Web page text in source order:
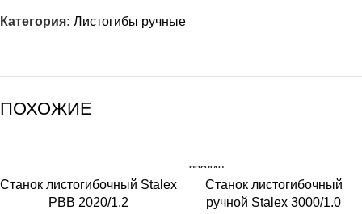
Категория: Листогибы ручные
ПОХОЖИЕ
Станок листогибочный Stalex
PBB 2020/1.2
ПРОДАН
Станок листогибочный
ручной Stalex 3000/1.0